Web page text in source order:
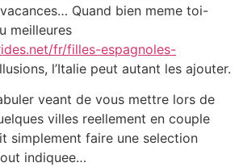
Quand bien meme toi-
meilleures
fr/filles-espagnoles-
l’Italie peut autant les ajouter.
veant de vous mettre lors de
villes reellement en couple
simplement faire une selection
indiquee…